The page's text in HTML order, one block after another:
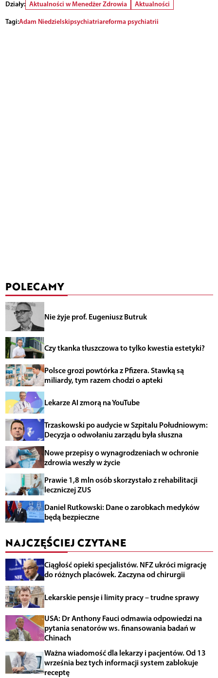
Działy: Aktualności w Menedżer Zdrowia
Aktualności
Tagi:Adam Niedzielskipsychiatriareforma psychiatrii
POLECAMY
Nie żyje prof. Eugeniusz Butruk
Czy tkanka tłuszczowa to tylko kwestia estetyki?
Polsce grozi powtórka z Pfizera. Stawką są
miliardy, tym razem chodzi o apteki
Lekarze AI zmorą na YouTube
Trzaskowski po audycie w Szpitalu Południowym:
Decyzja o odwołaniu zarządu była słuszna
Nowe przepisy o wynagrodzeniach w ochronie
zdrowia weszły w życie
Prawie 1,8 mln osób skorzystało z rehabilitacji
leczniczej ZUS
Daniel Rutkowski: Dane o zarobkach medyków
będą bezpieczne
NAJCZĘŚCIEJ CZYTANE
Ciągłość opieki specjalistów. NFZ ukróci migrację
do różnych placówek. Zaczyna od chirurgii
Lekarskie pensje i limity pracy – trudne sprawy
USA: Dr Anthony Fauci odmawia odpowiedzi na
pytania senatorów ws. finansowania badań w
Chinach
Ważna wiadomość dla lekarzy i pacjentów. Od 13
września bez tych informacji system zablokuje
receptę